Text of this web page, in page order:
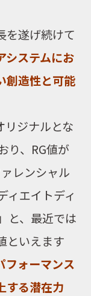
を遂げ続けて
システムにお
創造性と可能
リジナルとな
り、RG値が
レンシャル
ィエイトディ
と、最近では
といえます
フォーマンス
する潜在力